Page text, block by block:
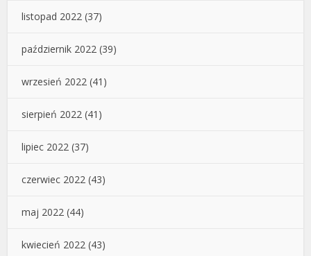
listopad 2022 (37)
październik 2022 (39)
wrzesień 2022 (41)
sierpień 2022 (41)
lipiec 2022 (37)
czerwiec 2022 (43)
maj 2022 (44)
kwiecień 2022 (43)